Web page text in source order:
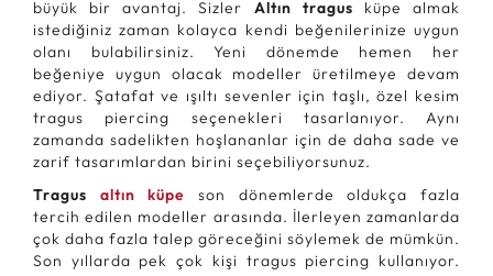
büyük bir avantaj. Sizler Altın tragus küpe almak
istediğiniz zaman kolayca kendi beğenilerinize uygun
olanı bulabilirsiniz. Yeni dönemde hemen her
beğeniye uygun olacak modeller üretilmeye devam
ediyor. Şatafat ve ışıltı sevenler için taşlı, özel kesim
tragus piercing seçenekleri tasarlanıyor. Aynı
zamanda sadelikten hoşlananlar için de daha sade ve
zarif tasarımlardan birini seçebiliyorsunuz.
Tragus altın küpe son dönemlerde oldukça fazla
tercih edilen modeller arasında. İlerleyen zamanlarda
çok daha fazla talep göreceğini söylemek de mümkün.
Son yıllarda pek çok kişi tragus piercing kullanıyor.